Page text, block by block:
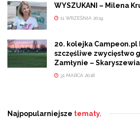
WYSZUKANI – Milena
11 WRZEŚNIA 2019
20. kolejka Campeon.pl
szczęśliwe zwycięstwo
Zamłynie –
31 MARCA 2018
Najpopularniejsze tematy.